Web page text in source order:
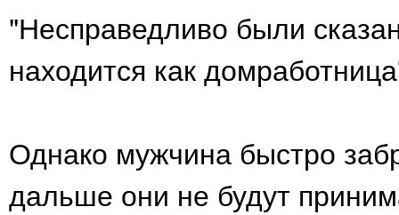
"Несправедливо были
находится как
Однако мужчина быстро
дальше они не будут